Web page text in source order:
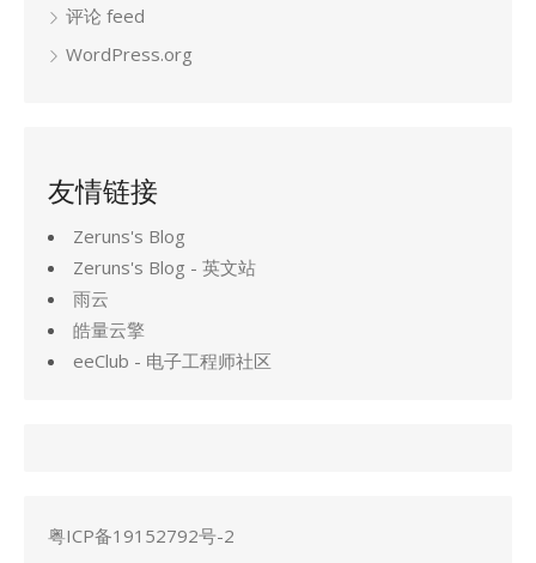
评论 feed
WordPress.org
友情链接
Zeruns's Blog
Zeruns's Blog - 英文站
雨云
皓量云擎
eeClub - 电子工程师社区
粤ICP备19152792号-2